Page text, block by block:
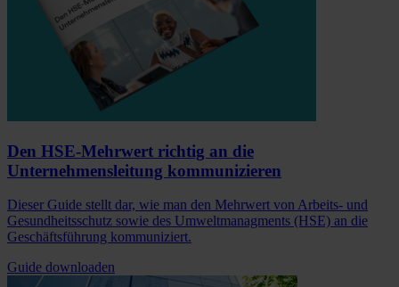
Den HSE-Mehrwert richtig an die
Unternehmensleitung kommunizieren
Dieser Guide stellt dar, wie man den Mehrwert von Arbeits- und
Gesundheitsschutz sowie des Umweltmanagments (HSE) an die
Geschäftsführung kommuniziert.
Guide downloaden